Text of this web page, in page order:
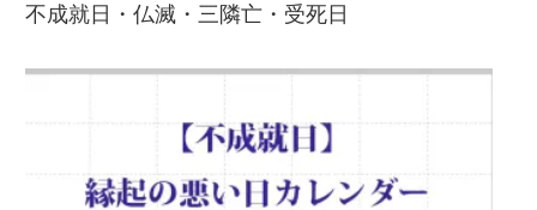
不成就日・仏滅・三隣亡・受死日